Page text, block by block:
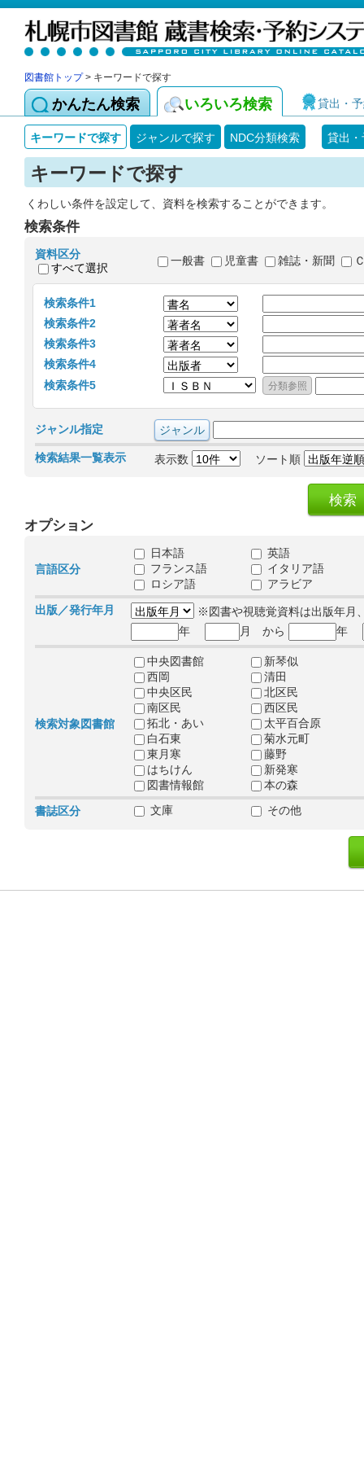
図書館トップ> キーワードで探す
かんたん検索 いろいろ検索 貸出・
キーワードで探す ジャンルで探す NDC分類検索 貸出
キーワードで探す
くわしい条件を設定して、資料を検索することができます。
検索条件
資料区分
すべて選択
一般書 児童書 雑誌・新聞
検索条件1
検索条件2
検索条件3
検索条件4
検索条件5
ジャンル指定
検索結果一覧表示 表示数 ソート順
オプション
言語区分
日本語
英語
フランス語
イタリア語
ロシア語
アラビア
出版／発行年月
※図書や視聴覚資料は出版年月
年
月 から 年
検索対象図書館
中央図書館
新琴似
西岡
清田
中央区民
北区民
南区民
西区民
拓北・あい
太平百合原
白石東
菊水元町
東月寒
藤野
はちけん
新発寒
図書情報館
本の森
書誌区分
文庫 その他